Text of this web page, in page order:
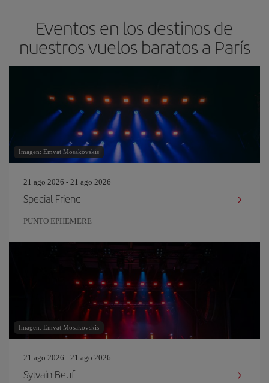
Eventos en los destinos de
nuestros vuelos baratos a París
Imagen: Emvat Mosakovskis
21 ago 2026 - 21 ago 2026
Special Friend
PUNTO EPHEMERE
Imagen: Emvat Mosakovskis
21 ago 2026 - 21 ago 2026
Sylvain Beuf